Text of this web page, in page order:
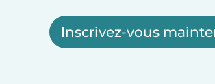
Inscrivez-vous